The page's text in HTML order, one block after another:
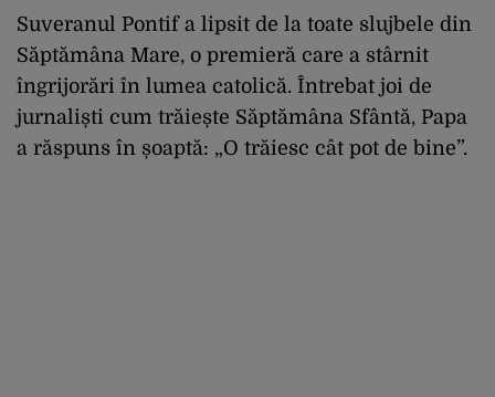
Suveranul Pontif a lipsit de la toate slujbele din
Săptămâna Mare, o premieră care a stârnit
îngrijorări în lumea catolică. Întrebat joi de
jurnaliști cum trăiește Săptămâna Sfântă, Papa
a răspuns în șoaptă: „O trăiesc cât pot de bine”.